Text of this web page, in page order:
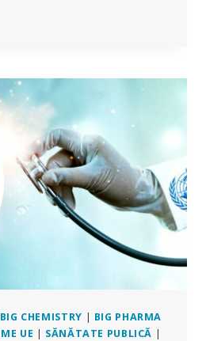
BIG CHEMISTRY | BIG PHARMA
UE | SĂNĂTATE PUBLICĂ |